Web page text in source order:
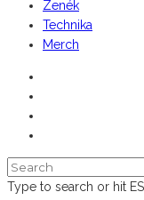
Zenék
Technika
Merch
Type to search or hit